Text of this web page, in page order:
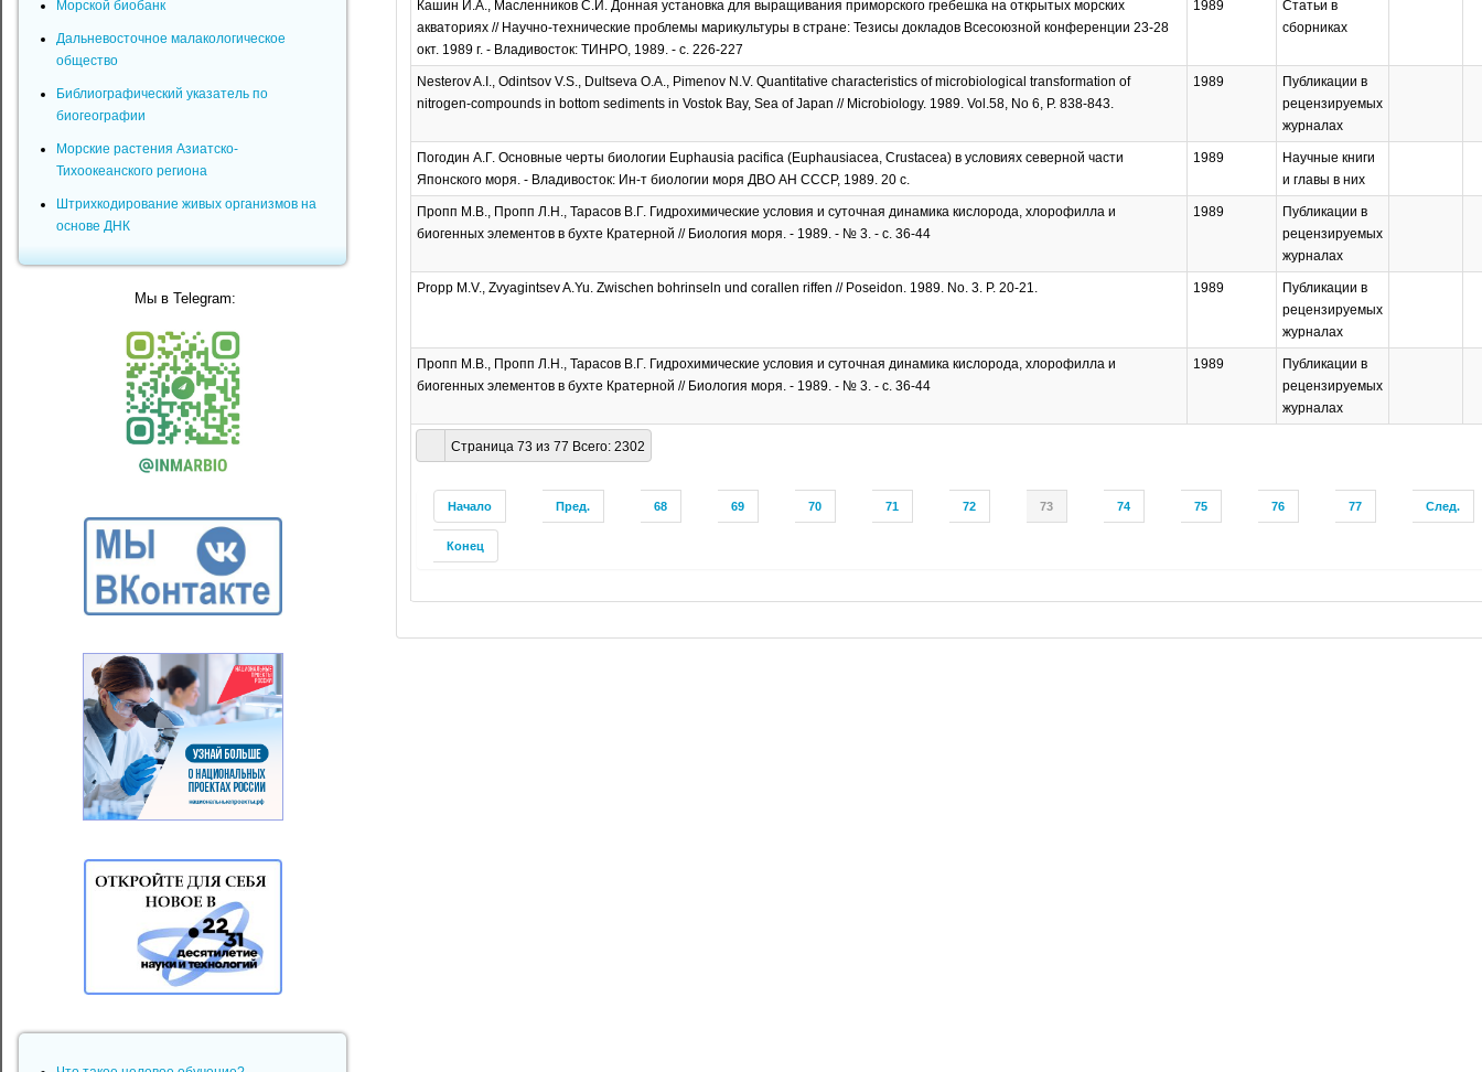
Страница 73 из 77 Всего: 2302
Начало Пред. 68 69 70 71 72 73 74 75 76 77 След.
Конец
Кашин И.А., Масленников С.И. Донная установка для выращивания приморского гребешка на открытых морских
акваториях // Научно-технические проблемы марикультуры в стране: Тезисы докладов Всесоюзной конференции 23-28
окт. 1989 г. - Владивосток: ТИНРО, 1989. - с. 226-227
1989
Статьи в
сборниках
Nesterov A.I., Odintsov V.S., Dultseva O.A., Pimenov N.V. Quantitative characteristics of microbiological transformation of
nitrogen-compounds in bottom sediments in Vostok Bay, Sea of Japan // Microbiology. 1989. Vol.58, No 6, P. 838-843.
1989
Публикации в
рецензируемых
журналах
Погодин А.Г. Основные черты биологии Euphausia pacifica (Euphausiacea, Crustacea) в условиях северной части
Японского моря. - Владивосток: Ин-т биологии моря ДВО АН СССР, 1989. 20 с.
1989
Научные книги
и главы в них
Пропп М.В., Пропп Л.Н., Тарасов В.Г. Гидрохимические условия и суточная динамика кислорода, хлорофилла и
биогенных элементов в бухте Кратерной // Биология моря. - 1989. - № 3. - с. 36-44
1989
Публикации в
рецензируемых
журналах
Propp M.V., Zvyagintsev A.Yu. Zwischen bohrinseln und corallen riffen // Poseidon. 1989. No. 3. P. 20-21. 1989
Публикации в
рецензируемых
журналах
Пропп М.В., Пропп Л.Н., Тарасов В.Г. Гидрохимические условия и суточная динамика кислорода, хлорофилла и
биогенных элементов в бухте Кратерной // Биология моря. - 1989. - № 3. - с. 36-44
1989
Публикации в
рецензируемых
журналах
Морской биобанк
Дальневосточное малакологическое
общество
Библиографический указатель по
биогеографии
Морские растения Азиатско-
Тихоокеанского региона
Штрихкодирование живых организмов на
основе ДНК
Мы в Telegram: